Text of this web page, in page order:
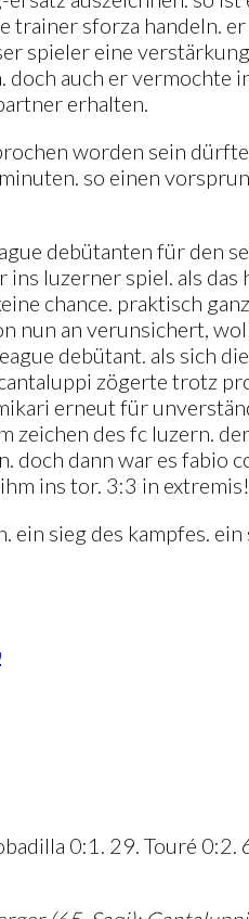
sforza handeln.
spieler eine
auch er vermochte
erhalten.
worden sein
so einen
debütanten für den
luzerner spiel. als
chance. praktisch
an verunsichert,
debütant. als sich
zögerte trotz
erneut für
zeichen des fc luzern.
dann war es fabio
ins tor. 3:3 in extremis!
sieg des kampfes.
0:1. 29. Touré